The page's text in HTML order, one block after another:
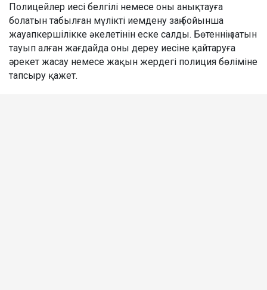
Полицейлер иесі белгілі немесе оны анықтауға
болатын табылған мүлікті иемдену заң бойынша
жауапкершілікке әкелетінін еске салды. Бөтеннің затын
тауып алған жағдайда оны дереу иесіне қайтаруға
әрекет жасау немесе жақын жердегі полиция бөліміне
тапсыру қажет.